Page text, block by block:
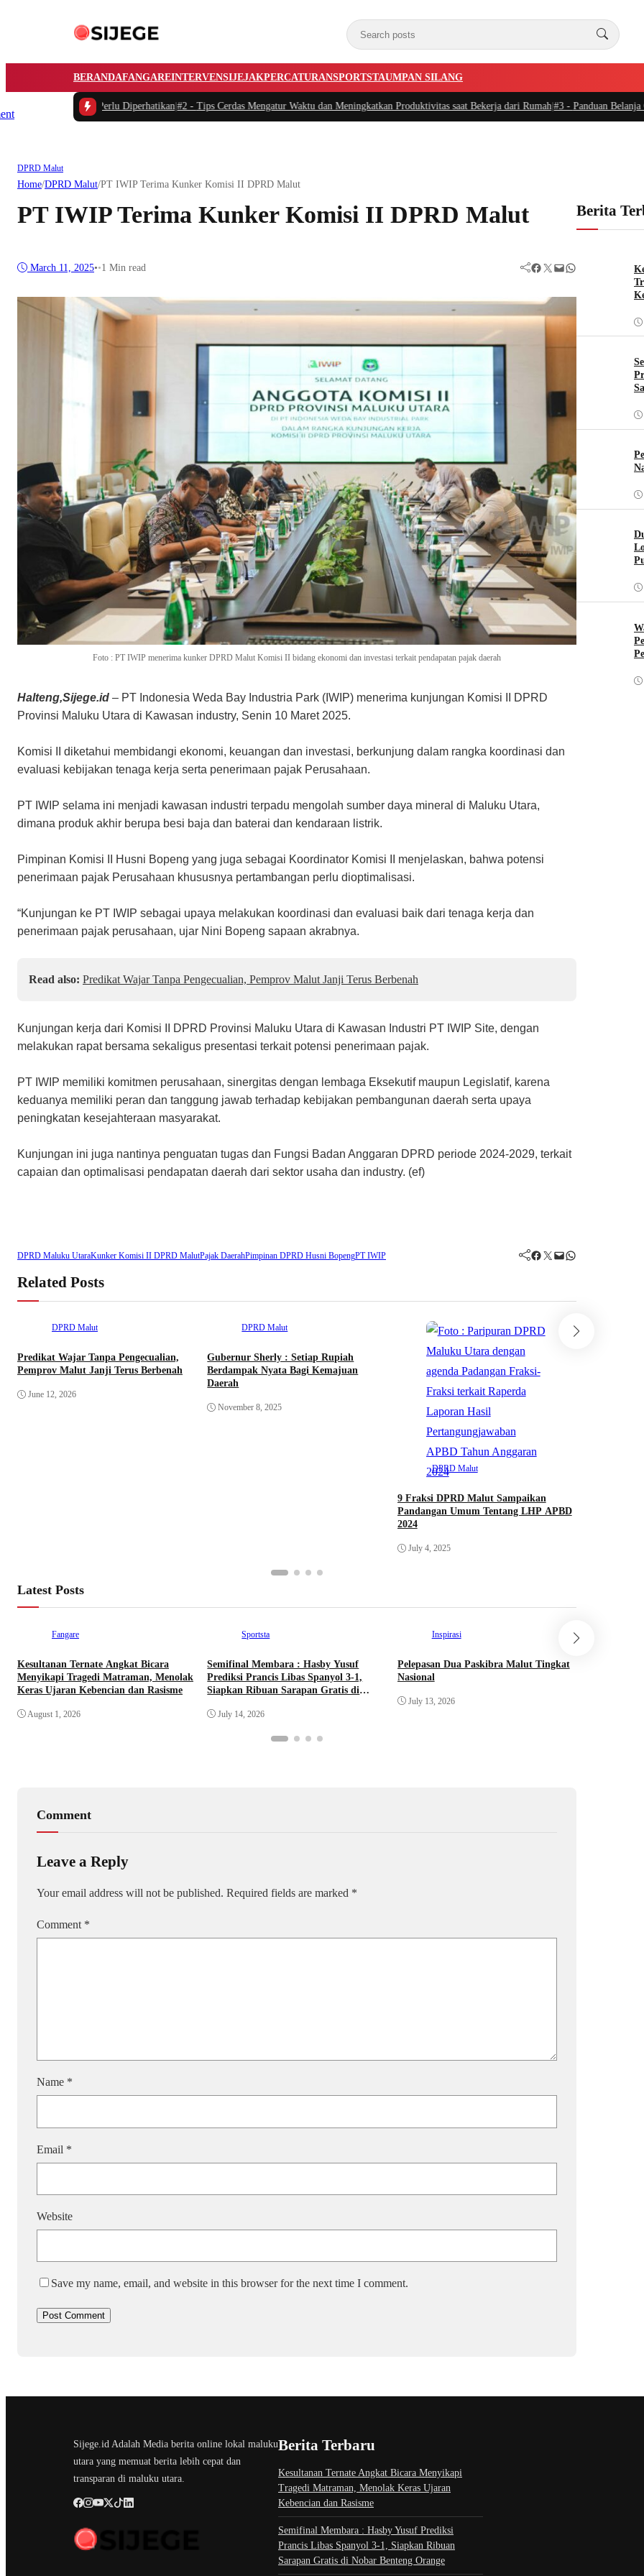
BERANDAFANGAREINTERVENSIJEJAKPERCATURANSPORTSTAUMPAN SILANG
yang Perlu Diperhatikan|#2 -Tips Cerdas Mengatur Waktu dan Meningkatkan Produktivitas saat Bekerja dari Rumah|#3 -Panduan Belanja Online
DPRD Malut
Home/DPRD Malut/PT IWIP Terima Kunker Komisi II DPRD Malut
PT IWIP Terima Kunker Komisi II DPRD Malut
March 11, 2025••1 Min read Facebook Twitter Mail WhatsApp
Foto : PT IWIP menerima kunker DPRD Malut Komisi II bidang ekonomi dan investasi terkait pendapatan pajak daerah
Halteng,Sijege.id – PT Indonesia Weda Bay Industria Park (IWIP) menerima kunjungan Komisi II DPRD
Provinsi Maluku Utara di Kawasan industry, Senin 10 Maret 2025.
Komisi II diketahui membidangi ekonomi, keuangan dan investasi, berkunjung dalam rangka koordinasi dan
evaluasi kebijakan tenaga kerja serta penerimaan pajak Perusahaan.
PT IWIP selama ini menjadi kawasan industri terpadu mengolah sumber daya mineral di Maluku Utara,
dimana produk akhir berupa besi baja dan baterai dan kendaraan listrik.
Pimpinan Komisi II Husni Bopeng yang juga sebagai Koordinator Komisi II menjelaskan, bahwa potensi
penerimaan pajak Perusahaan khususnya pertambangan perlu dioptimalisasi.
“Kunjungan ke PT IWIP sebagai upaya melakukan koordinasi dan evaluasi baik dari tenaga kerja dan
penerimaan pajak perusahaan, ujar Nini Bopeng sapaan akrabnya.
Read also: Predikat Wajar Tanpa Pengecualian, Pemprov Malut Janji Terus Berbenah
Kunjungan kerja dari Komisi II DPRD Provinsi Maluku Utara di Kawasan Industri PT IWIP Site, dengan
melakukan rapat bersama sekaligus presentasi terkait potensi penerimaan pajak.
PT IWIP memiliki komitmen perusahaan, sinergitas dengan lembaga Eksekutif maupun Legislatif, karena
keduanya memiliki peran dan tanggung jawab terhadap kebijakan pembangunan daerah serta upaya
peningkatan kesejahteraan masyarakat.
Kunjungan ini juga nantinya penguatan tugas dan Fungsi Badan Anggaran DPRD periode 2024-2029, terkait
capaian dan optimalisasi pendapatan daerah dari sektor usaha dan industry. (ef)
DPRD Maluku UtaraKunker Komisi II DPRD MalutPajak DaerahPimpinan DPRD Husni BopengPT IWIP Facebook Twitter Mail WhatsApp
Related Posts
DPRD Malut
Predikat Wajar Tanpa Pengecualian,
Pemprov Malut Janji Terus Berbenah
June 12, 2026
DPRD Malut
Gubernur Sherly : Setiap Rupiah
Berdampak Nyata Bagi Kemajuan
Daerah
November 8, 2025
DPRD Malut
9 Fraksi DPRD Malut Sampaikan
Pandangan Umum Tentang LHP APBD
2024
July 4, 2025
Latest Posts
Fangare
Kesultanan Ternate Angkat Bicara
Menyikapi Tragedi Matraman, Menolak
Keras Ujaran Kebencian dan Rasisme
August 1, 2026
Sportsta
Semifinal Membara : Hasby Yusuf
Prediksi Prancis Libas Spanyol 3-1,
Siapkan Ribuan Sarapan Gratis di
July 14, 2026
Inspirasi
Pelepasan Dua Paskibra Malut Tingkat
Nasional
July 13, 2026
Comment
Leave a Reply
Your email address will not be published. Required fields are marked *
Comment *
Name *
Email *
Website
Save my name, email, and website in this browser for the next time I comment.
Berita
Sijege.id Adalah Media berita online lokal maluku
utara yang memuat berita lebih cepat dan
transparan di maluku utara.
Berita Terbaru
Kesultanan Ternate Angkat Bicara Menyikapi
Tragedi Matraman, Menolak Keras Ujaran
Kebencian dan Rasisme
Semifinal Membara : Hasby Yusuf Prediksi
Prancis Libas Spanyol 3-1, Siapkan Ribuan
Sarapan Gratis di Nobar Benteng Orange